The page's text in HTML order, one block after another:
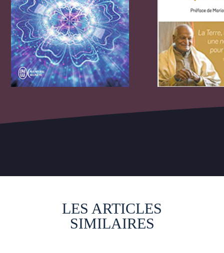
LES ARTICLES
SIMILAIRES